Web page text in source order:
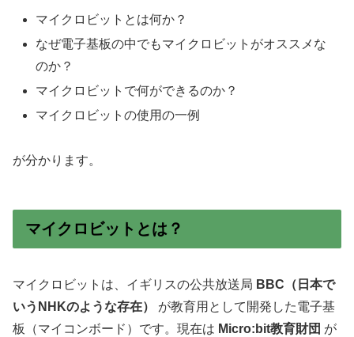
マイクロビットとは何か？
なぜ電子基板の中でもマイクロビットがオススメな
のか？
マイクロビットで何ができるのか？
マイクロビットの使用の一例
が分かります。
マイクロビットとは？
マイクロビットは、イギリスの公共放送局 BBC（日本で
いうNHKのような存在）
が教育用として開発した電子基
板（マイコンボード）です。現在は Micro:bit教育財団 が